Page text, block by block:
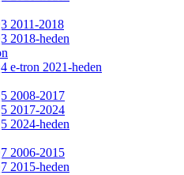
2011-2018
2018-heden
e-tron 2021-heden
2008-2017
2017-2024
2024-heden
2006-2015
2015-heden